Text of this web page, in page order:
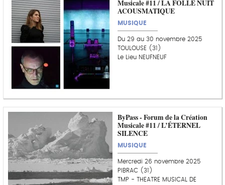
Musicale #11 / LA FOLLE NUIT
ACOUSMATIQUE
MUSIQUE
Du 29 au 30 novembre 2025
TOULOUSE (31)
Le Lieu NEUFNEUF
ByPass - Forum de la Création
Musicale #11 / L’ÉTERNEL
SILENCE
MUSIQUE
Mercredi 26 novembre 2025
PIBRAC (31)
TMP - THEATRE MUSICAL DE